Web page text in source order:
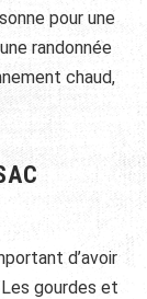
pour une
randonnée
chaud,
d’avoir
gourdes et